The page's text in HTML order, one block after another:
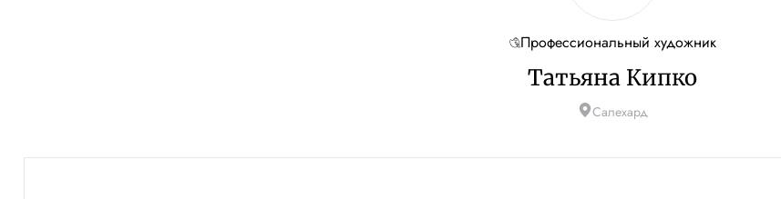
Профессиональный художник
Татьяна Кипко
Салехард